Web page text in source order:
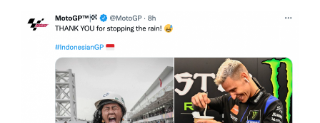
Krisis
Komunikasi
Handling
Kemenkeu”